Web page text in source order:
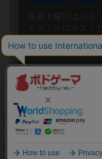
毎週水曜日はパチ
カス！スロカス！
況見たり、シミュ
チンコ屋に行...
ボードゲームの
自分のデータを
約75,000人 がボ